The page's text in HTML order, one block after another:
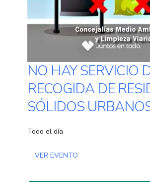
NO HAY SERVICIO
RECOGIDA DE
SÓLIDOS
Todo el día
VER EVENTO